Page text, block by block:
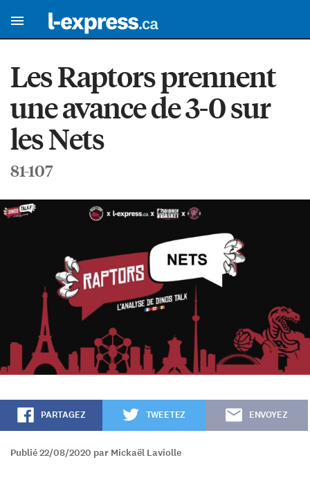
Les Raptors prennent
une avance de 3-0 sur
les Nets
81-107
PARTAGEZ TWEETEZ ENVOYEZ
Publié 22/08/2020 par Mickaël Laviolle